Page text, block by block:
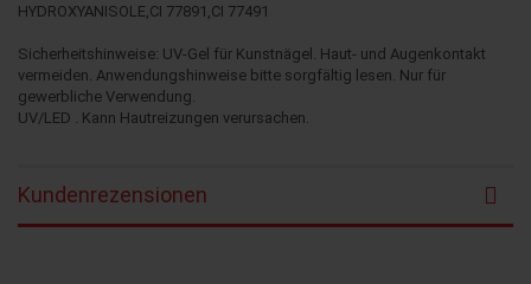
HYDROXYANISOLE,CI 77891,CI 77491
Sicherheitshinweise: UV-Gel für Kunstnägel. Haut- und Augenkontakt
vermeiden. Anwendungshinweise bitte sorgfältig lesen. Nur für
gewerbliche Verwendung.
UV/LED . Kann Hautreizungen verursachen.
Kundenrezensionen